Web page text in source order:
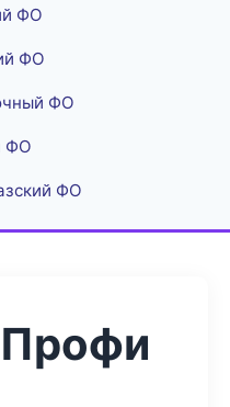
ФО
ФО
ФО
ФО
ФО